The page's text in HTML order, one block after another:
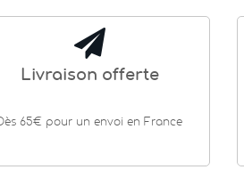
Livraison offerte
Dès 65€ pour un envoi en France